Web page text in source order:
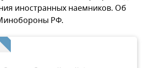
иностранных наемников. Об
РФ.